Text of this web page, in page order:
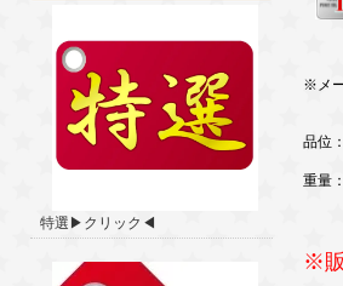
特選▶クリック◀
※メ
品位
重量
※